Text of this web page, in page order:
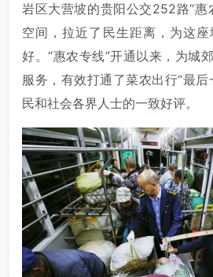
岩区大营坡的贵阳公交252路“惠
空间，拉近了民生距离，为这
好。“惠农专线”开通以来，为城
服务，有效打通了菜农出行“最
民和社会各界人士的一致好评。